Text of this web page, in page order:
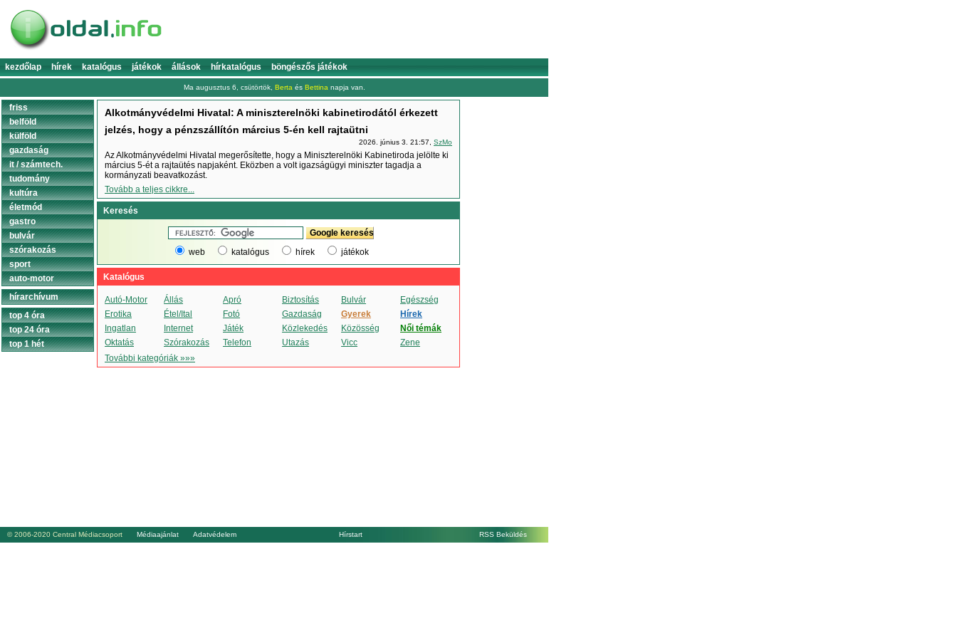
kezdőlap hírek katalógus játékok állások hírkatalógus böngészős játékok
Ma augusztus 6, csütörtök, Berta és Bettina napja van.
Alkotmányvédelmi Hivatal: A miniszterelnöki kabinetirodától érkezett
jelzés, hogy a pénzszállítón március 5-én kell rajtaütni
2026. június 3. 21:57, SzMo
Az Alkotmányvédelmi Hivatal megerősítette, hogy a Miniszterelnöki Kabinetiroda jelölte ki
március 5-ét a rajtaütés napjaként. Eközben a volt igazságügyi miniszter tagadja a
kormányzati beavatkozást.
Tovább a teljes cikkre...
Keresés
web katalógus hírek játékok
Katalógus
Autó-Motor Állás Apró Biztosítás Bulvár
Egészség
Erotika
Étel/Ital Fotó Gazdaság Gyerek
Hírek
Ingatlan
Internet Játék Közlekedés Közösség
Női témák
Oktatás
Szórakozás Telefon Utazás Vicc
Zene
További kategóriák »»»
friss
belföld
külföld
gazdaság
it / számtech.
tudomány
kultúra
életmód
gastro
bulvár
szórakozás
sport
auto-motor
hírarchívum
top 4 óra
top 24 óra
top 1 hét
RSS Beküldés
© 2006-2020 Central Médiacsoport Médiaajánlat Adatvédelem Hírstart